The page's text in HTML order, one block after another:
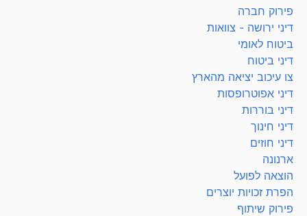
פירוק חברה
דיני ירושה - צוואות
ביטוח לאומי
דיני ביטוח
צו עיכוב יציאה מהארץ
דיני אפוטרופסות
דיני בוררות
דיני חינוך
דיני חוזים
ארנונה
הוצאה לפועל
הפרת זכויות יוצרים
פירוק שיתוף